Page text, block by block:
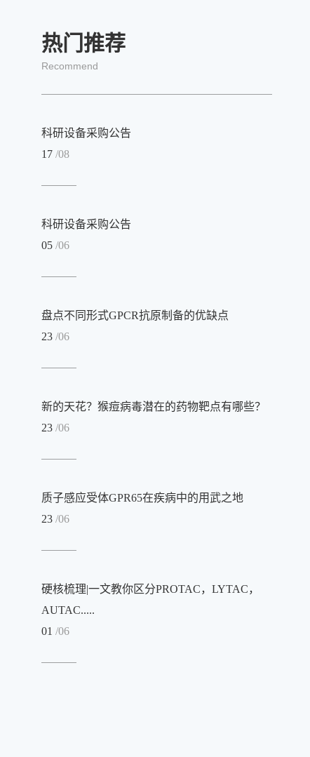
热门推荐
Recommend
科研设备采购公告
17/08
科研设备采购公告
05/06
盘点不同形式GPCR抗原制备的优缺点
23/06
新的天花？猴痘病毒潜在的药物靶点有哪些？
23/06
质子感应受体GPR65在疾病中的用武之地
23/06
硬核梳理|一文教你区分PROTAC，LYTAC，
AUTAC.....
01/06